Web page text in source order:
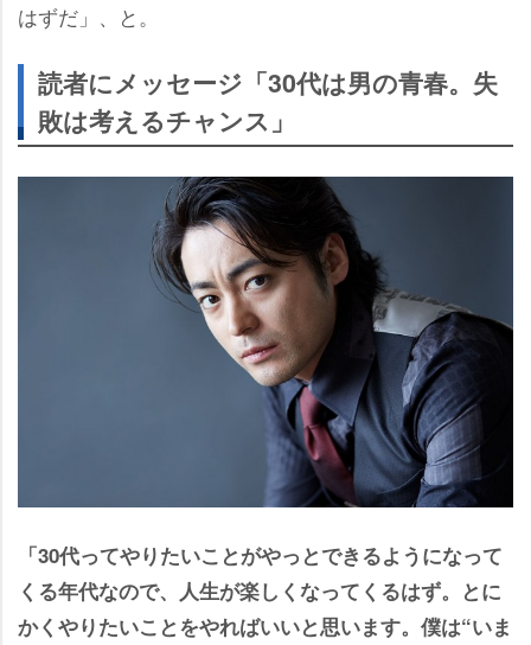
はずだ」、と。
読者にメッセージ「30代は男の青春。失
敗は考えるチャンス」
「30代ってやりたいことがやっとできるようになって
くる年代なので、人生が楽しくなってくるはず。とに
かくやりたいことをやればいいと思います。僕は“いま